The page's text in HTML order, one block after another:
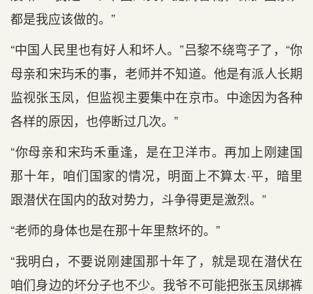
都是我应该做的。”
“中国人民里也有好人和坏人。”吕黎不绕弯子了，“你
母亲和宋玙禾的事，老师并不知道。他是有派人长期
监视张玉凤，但监视主要集中在京市。中途因为各种
各样的原因，也停断过几次。”
“你母亲和宋玙禾重逢，是在卫洋市。再加上刚建国
那十年，咱们国家的情况，明面上不算太·平，暗里
跟潜伏在国内的敌对势力，斗争得更是激烈。”
“老师的身体也是在那十年里熬坏的。”
“我明白，不要说刚建国那十年了，就是现在潜伏在
咱们身边的坏分子也不少。我爷不可能把张玉凤绑裤